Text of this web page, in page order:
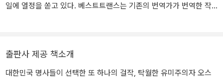
미와 윤리, 현실과 환상의 경계를 탐구했다. 그러나 당시 빅토리아 시
요성〉 같은 풍자극을 발표하여 사회의 위선을 날카롭게 조롱했다. 18
95년에는 동성애 혐의로 기소되어 2년간의 강제 노동형을 선고받았
일에 열정을 쏟고 있다. 베스트트랜스는 기존의 번역가가 번역한 작
과 바다》, 《동물농장》, 《이방인》, 《그리스인 조르바》 등 다양한 문학
작품이 있다.
출판사 제공 책소개
대한민국 명사들이 선택한 또 하나의 걸작, 탁월한 유미주의자 오스